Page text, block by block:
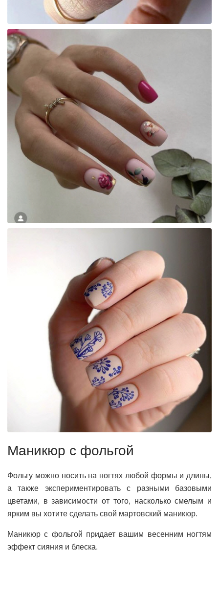
Маникюр с фольгой
Фольгу можно носить на ногтях любой формы и длины,
а также экспериментировать с разными базовыми
цветами, в зависимости от того, насколько смелым и
ярким вы хотите сделать свой мартовский маникюр.
Маникюр с фольгой придает вашим весенним ногтям
эффект сияния и блеска.